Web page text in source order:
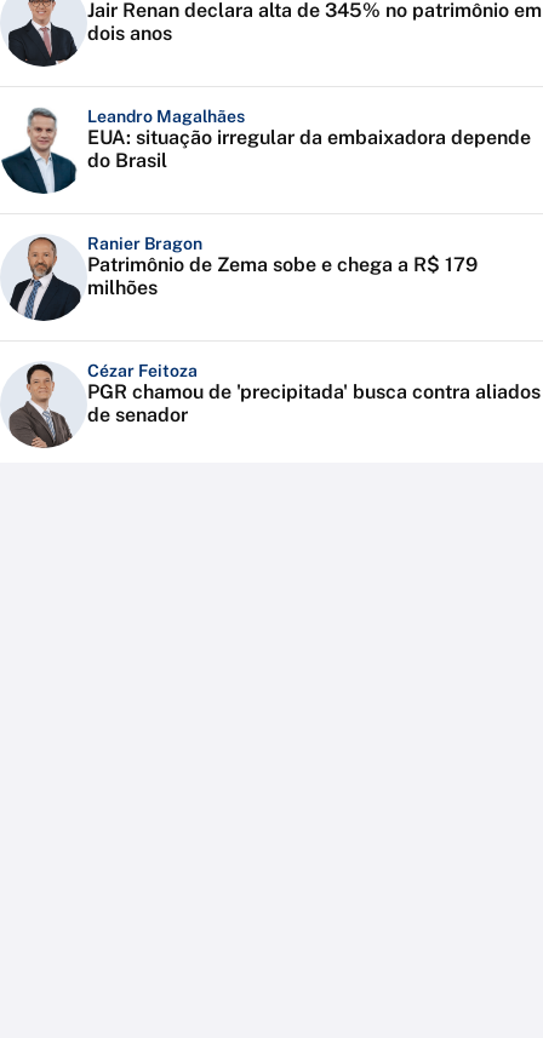
Jair Renan declara alta de 345% no patrimônio em
dois anos
Leandro Magalhães
EUA: situação irregular da embaixadora depende
do Brasil
Ranier Bragon
Patrimônio de Zema sobe e chega a R$ 179
milhões
Cézar Feitoza
PGR chamou de 'precipitada' busca contra aliados
de senador